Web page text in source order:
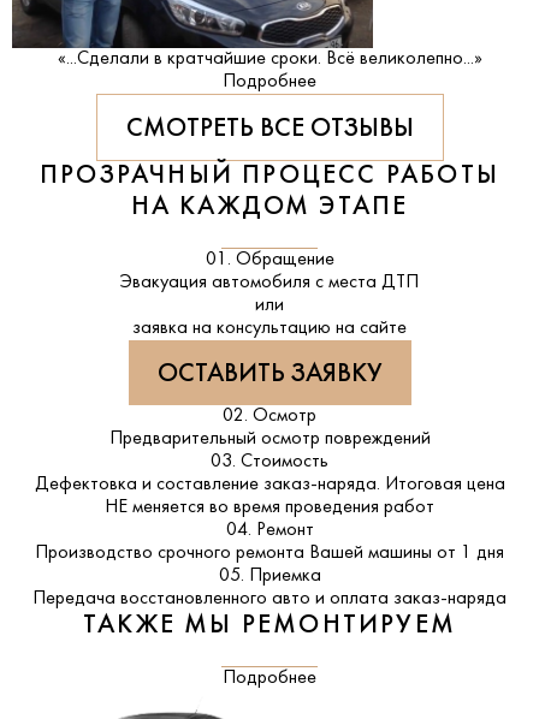
«...Сделали в кратчайшие сроки. Всё великолепно...»
Подробнее
СМОТРЕТЬ ВСЕ ОТЗЫВЫ
ПРОЗРАЧНЫЙ ПРОЦЕСС РАБОТЫ
НА КАЖДОМ ЭТАПЕ
01. Обращение
Эвакуация автомобиля с места ДТП
или
заявка на консультацию на сайте
ОСТАВИТЬ ЗАЯВКУ
02. Осмотр
Предварительный осмотр повреждений
03. Стоимость
Дефектовка и составление заказ-наряда. Итоговая цена
НЕ меняется во время проведения работ
04. Ремонт
Производство срочного ремонта Вашей машины от 1 дня
05. Приемка
Передача восстановленного авто и оплата заказ-наряда
ТАКЖЕ МЫ РЕМОНТИРУЕМ
Подробнее